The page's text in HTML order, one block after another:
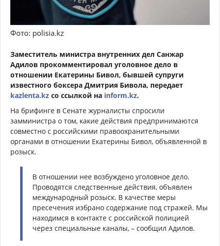
Фото: polisia.kz
Заместитель министра внутренних дел Санжар
Адилов прокомментировал уголовное дело в
отношении Екатерины Бивол, бывшей супруги
известного боксера Дмитрия Бивола, передает
kazlenta.kz со ссылкой на inform.kz.
На брифинге в Сенате журналисты спросили
замминистра о том, какие действия предпринимаются
совместно с российскими правоохранительными
органами в отношении Екатерины Бивол, объявленной в
розыск.
В отношении нее возбуждено уголовное дело.
Проводятся следственные действия, объявлен
международный розыск. В качестве меры
пресечения избрано содержание под стражей. Мы
находимся в контакте с российской полицией
через специальные каналы, – сообщил Адилов.